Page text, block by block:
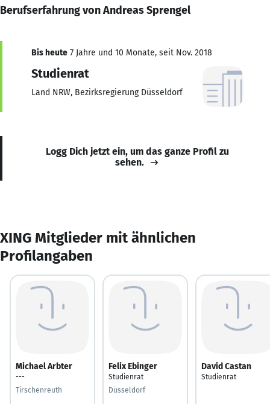
Berufserfahrung von Andreas Sprengel
Bis heute 7 Jahre und 10 Monate, seit Nov. 2018
Studienrat
Land NRW, Bezirksregierung Düsseldorf
Logg Dich jetzt ein, um das ganze Profil zu
sehen.
XING Mitglieder mit ähnlichen
Profilangaben
Michael Arbter
---
Tirschenreuth
Felix Ebinger
Studienrat
Düsseldorf
David Castan
Studienrat